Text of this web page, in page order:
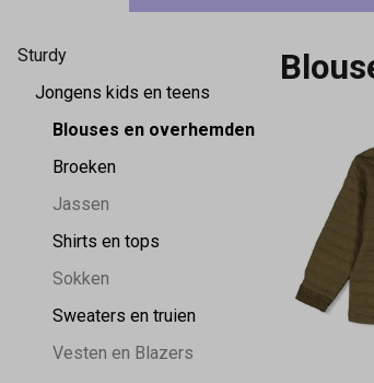
en
overhemden
Keez&Co
Sturdy
Jongens kids en teens
Blouses en overhemden
Broeken
Jassen
Shirts en tops
Sokken
Sweaters en truien
Vesten en Blazers